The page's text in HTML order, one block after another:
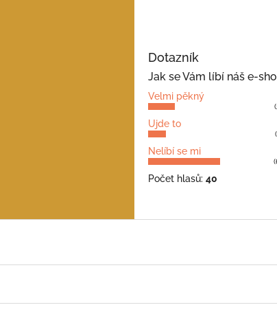
Dotazník
Jak se Vám líbí náš e-
Velmi pěkný
Ujde to
Nelíbí se mi
Počet hlasů: 40
í